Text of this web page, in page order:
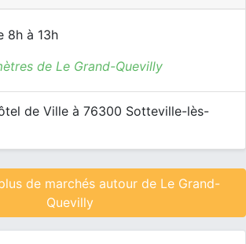
8h à 13h
de Le Grand-Quevilly
de Ville à 76300 Sotteville-lès-
de marchés autour de Le Grand-
Quevilly